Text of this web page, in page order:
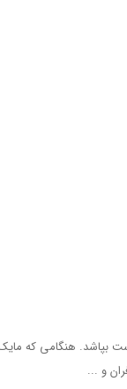
بپاشد. هنگامی که
و ...